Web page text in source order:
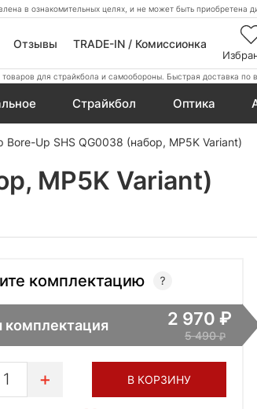
в ознакомительных целях, и не может быть приобретена
Отзывы TRADE-IN / Комиссионка
для страйкбола и самообороны. Быстрая доставка по
Страйкбол Оптика
Bore-Up SHS QG0038 (набор, MP5K Variant)
MP5K Variant)
комплектацию
комплектация 2 970
5 490
1 В КОРЗИНУ